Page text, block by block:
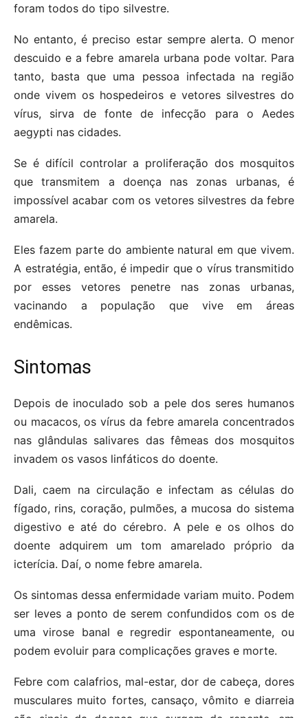
foram todos do tipo silvestre.
No entanto, é preciso estar sempre alerta. O menor
descuido e a febre amarela urbana pode voltar. Para
tanto, basta que uma pessoa infectada na região
onde vivem os hospedeiros e vetores silvestres do
vírus, sirva de fonte de infecção para o Aedes
aegypti nas cidades.
Se é difícil controlar a proliferação dos mosquitos
que transmitem a doença nas zonas urbanas, é
impossível acabar com os vetores silvestres da febre
amarela.
Eles fazem parte do ambiente natural em que vivem.
A estratégia, então, é impedir que o vírus transmitido
por esses vetores penetre nas zonas urbanas,
vacinando a população que vive em áreas
endêmicas.
Sintomas
Depois de inoculado sob a pele dos seres humanos
ou macacos, os vírus da febre amarela concentrados
nas glândulas salivares das fêmeas dos mosquitos
invadem os vasos linfáticos do doente.
Dali, caem na circulação e infectam as células do
fígado, rins, coração, pulmões, a mucosa do sistema
digestivo e até do cérebro. A pele e os olhos do
doente adquirem um tom amarelado próprio da
icterícia. Daí, o nome febre amarela.
Os sintomas dessa enfermidade variam muito. Podem
ser leves a ponto de serem confundidos com os de
uma virose banal e regredir espontaneamente, ou
podem evoluir para complicações graves e morte.
Febre com calafrios, mal-estar, dor de cabeça, dores
musculares muito fortes, cansaço, vômito e diarreia